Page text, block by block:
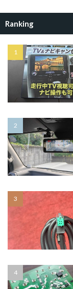
Ranking